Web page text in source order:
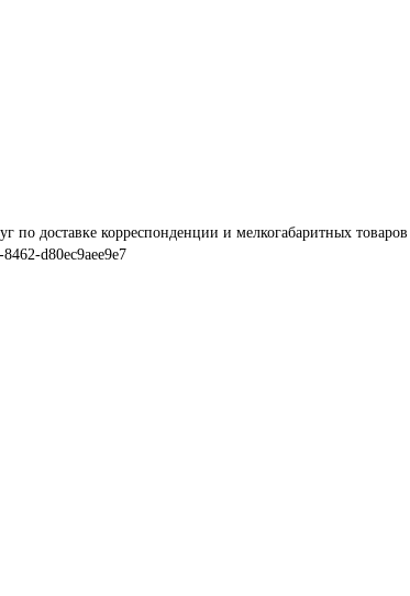
по доставке корреспонденции и мелкогабаритных товаров
d80ec9aee9e7